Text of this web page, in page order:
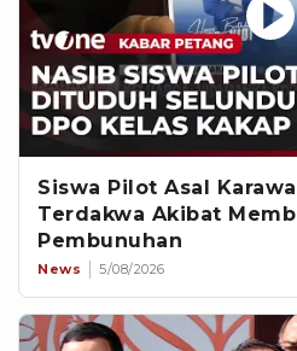
Siswa Pilot Asal
Terdakwa Akibat
Pembunuhan
News 5/08/2026